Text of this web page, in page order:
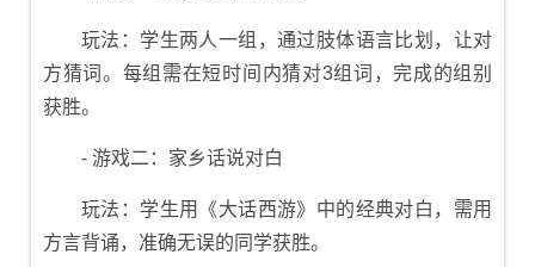
玩法：学生两人一组，通过肢体语言比划，让对
方猜词。每组需在短时间内猜对3组词，完成的组别
获胜。
- 游戏二：家乡话说对白
玩法：学生用《大话西游》中的经典对白，需用
方言背诵，准确无误的同学获胜。